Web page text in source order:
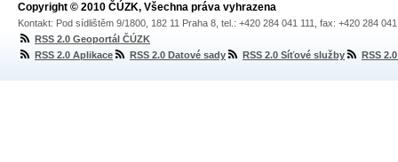
Copyright © 2010 ČÚZK, Všechna práva vyhrazena
Kontakt: Pod sídlištěm 9/1800, 182 11 Praha 8, tel.: +420 284 041 111, fax: +420 284
RSS 2.0 Geoportál ČÚZK
RSS 2.0 Aplikace
RSS 2.0 Datové sady RSS 2.0 Síťové služby RSS